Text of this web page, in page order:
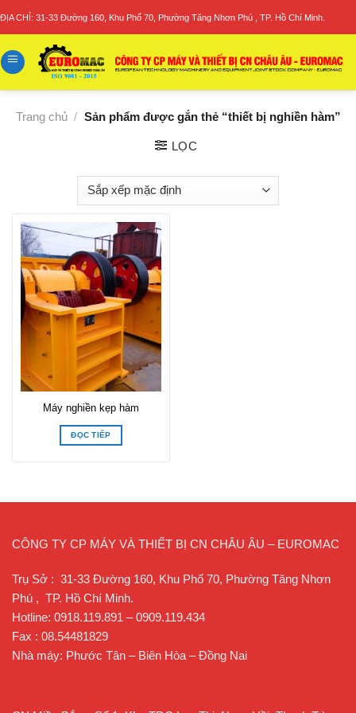
ĐỊA CHỈ: 31-33 Đường 160, Khu Phố 70, Phường Tăng Nhơn Phú , TP. Hồ Chí Minh.
Trang chủ / Sản phẩm được gắn thẻ “thiết bị nghiền hàm”
LỌC
Máy nghiền kẹp hàm
ĐỌC TIẾP
CÔNG TY CP MÁY VÀ THIẾT BỊ CN CHÂU ÂU – EUROMAC
Trụ Sở : 31-33 Đường 160, Khu Phố 70, Phường Tăng Nhơn
Phú , TP. Hồ Chí Minh.
Hotline: 0918.119.891 – 0909.119.434
Fax : 08.54481829
Nhà máy: Phước Tân – Biên Hòa – Đồng Nai